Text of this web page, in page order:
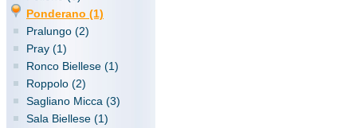
Ponderano (1)
Pralungo (2)
Pray (1)
Ronco Biellese (1)
Roppolo (2)
Sagliano Micca (3)
Sala Biellese (1)